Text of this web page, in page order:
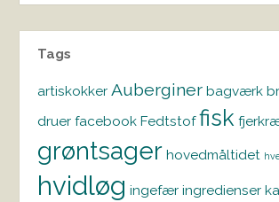
Tags
artiskokker Auberginer bagværk
druer facebook Fedtstof fisk
grøntsager hovedmåltidet
hvidløg ingefær ingredienser